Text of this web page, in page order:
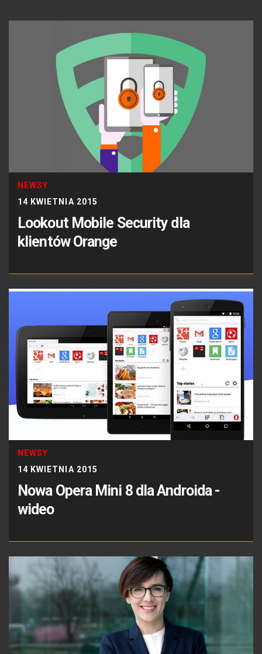
NEWSY
14 KWIETNIA 2015
Lookout Mobile Security dla
klientów Orange
NEWSY
14 KWIETNIA 2015
Nowa Opera Mini 8 dla Androida -
wideo